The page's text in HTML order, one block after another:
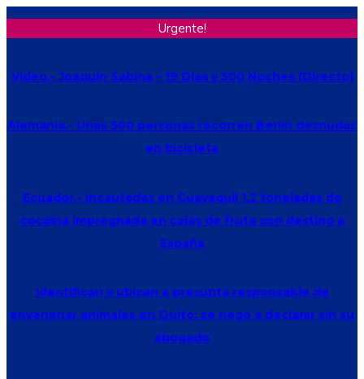
Urgente!
Video.- Joaquín Sabina – 19 Dias y 500 Noches (Directo)
Alemania.- Unas 500 personas recorren Berlín desnudas
en bicicleta
Ecuador.- Incautadas en Guayaquil 1,2 toneladas de
cocaína impregnada en cajas de fruta con destino a
España
Identifican y ubican a presunta responsable de
envenenar animales en Quito; se negó a declarar sin su
abogado